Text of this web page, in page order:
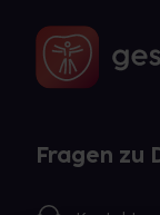
Fragen zu